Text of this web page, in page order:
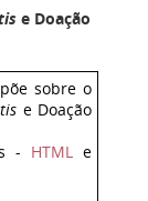
e Doação
sobre o
e Doação
- HTML e